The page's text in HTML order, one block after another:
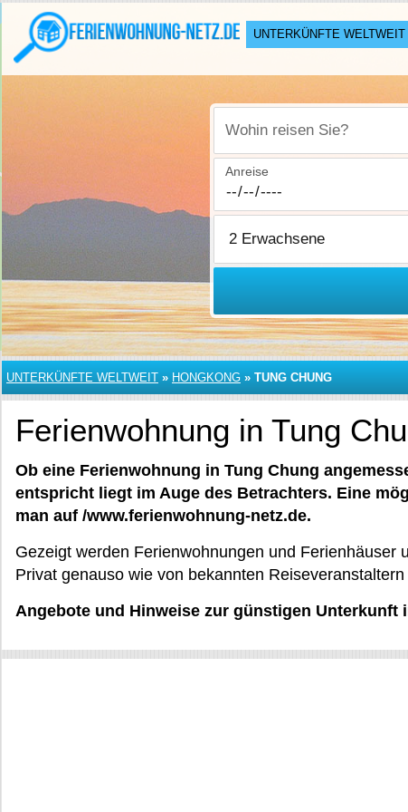
UNTERKÜNFTE WELTWEIT
Wohin reisen Sie?
Anreise
UNTERKÜNFTE WELTWEIT » HONGKONG » TUNG CHUNG
Ferienwohnung in Tung
Ob eine Ferienwohnung in Tung Chung
entspricht liegt im Auge des Betrachters. Eine
man auf /www.ferienwohnung-netz.de.
Gezeigt werden Ferienwohnungen und Ferienhäuser
Privat genauso wie von bekannten
Angebote und Hinweise zur günstigen Unterkunft